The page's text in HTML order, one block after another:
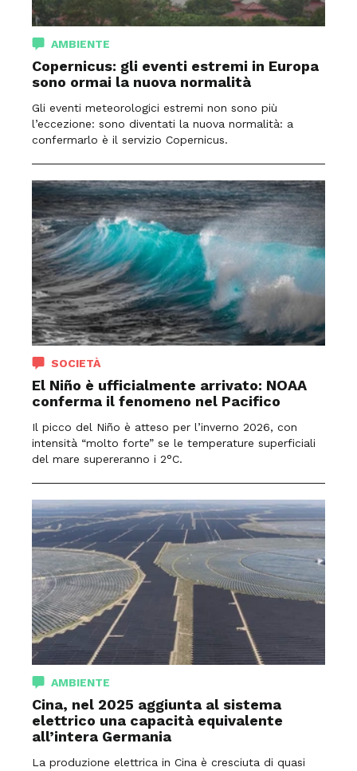
AMBIENTE
Copernicus: gli eventi estremi in Europa
sono ormai la nuova normalità
Gli eventi meteorologici estremi non sono più
l’eccezione: sono diventati la nuova normalità: a
confermarlo è il servizio Copernicus.
SOCIETÀ
El Niño è ufficialmente arrivato: NOAA
conferma il fenomeno nel Pacifico
Il picco del Niño è atteso per l’inverno 2026, con
intensità “molto forte” se le temperature superficiali
del mare supereranno i 2°C.
AMBIENTE
Cina, nel 2025 aggiunta al sistema
elettrico una capacità equivalente
all’intera Germania
La produzione elettrica in Cina è cresciuta di quasi